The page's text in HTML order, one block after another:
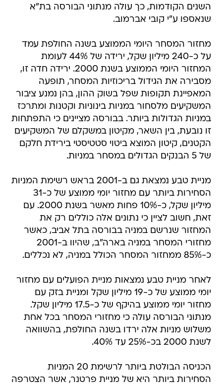
השנים הקודמות, כך עולה מנתוני הבורסה בת"א
שנאספו ע"י קובי אברמוב.
מחזור המסחר היומי הממוצע בשנה החולפת עמד
על כ-240 מיליון שקל, ירידה של 44% לעומת
המחזור היומי הממוצע בשנת 2000. ירידה חדה זו,
מסבירה את הגידול בריכוזיות המסחר, תופעה
המאפיינת תקופות שפל בשוק ההון, בהן נמנע ציבור
המשקיעים מלסחור במניות בינוניות וקטנות ומתרכז
במניות הגדולות ביותר. בבורסה מציינים כי התפתחות
זו נובעת, בין השאר, מקיטון במשקלם של המשקיעים
הקטנים, קיטון המוצא ביטוי סטטיסטי בירידת חלקם
של 5 הבנקים הגדולים במסחר במניות.
מניית טבע נמצאת גם ב-2001 בראש רשימת המניות
הסחירות ביותר עם מחזור יומי ממוצע של כ-31
מיליון שקל, כ-10% פחות מאשר בשנת 2000. עם
זאת, חשוב לציין כי נתונים אלה כוללים רק את
המחזור שנרשם במניה בבורסה בתל אביב, כאשר
מחזורי המסחר במניה בארה"ב, שהיוו ב-2001
כ-85% ממחזור המסחר הכולל במניה, לא נכללים.
לאחר מניית טבע נמצאות מניית הפועלים עם מחזור
יומי ממוצע של כ-19 מיליון שקל ומניית בזק עם
מחזור יומי ממוצע בהיקף של כ-17.5 מיליון שקל.
מנתוני הבורסה עולה כי מחזורי המסחר בכל אחת
משלוש מניות אלה ירדו בשנה החולפת, בהשוואה
לשנת 2000 בכ-25% עד 40%.
הכניסה הבולטת ביותר לרשימת 20 המניות
הסחירות ביותר היא של מניית פרטנר, אשר הצטרפה